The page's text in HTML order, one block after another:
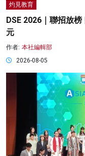
灼見教育
DSE 2026｜聯招放
元
作者: 本社編輯部
2026-08-05